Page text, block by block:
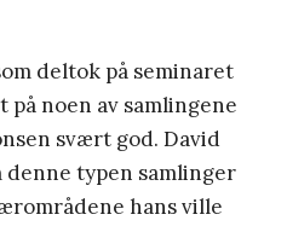
deltok på seminaret
noen av samlingene
svært god. David
typen samlinger
hans ville